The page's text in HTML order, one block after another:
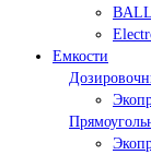
Емкости